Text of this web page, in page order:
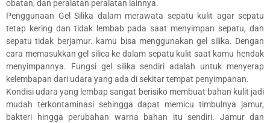
obatan, dan peralatan peralatan lainnya.
Penggunaan Gel Silika dalam merawata sepatu kulit agar sepatu
tetap kering dan tidak lembab pada saat menyimpan sepatu, dan
sepatu tidak berjamur. kamu bisa menggunakan gel silika. Dengan
cara memasukkan gel silica ke dalam sepatu kulit saat kamu hendak
menyimpannya. Fungsi gel silika sendiri adalah untuk menyerap
kelembapan dari udara yang ada di sekitar tempat penyimpanan.
Kondisi udara yang lembap sangat berisiko membuat bahan kulit jadi
mudah terkontaminasi sehingga dapat memicu timbulnya jamur,
bakteri hingga perubahan warna bahan itu sendiri. Jamur dan